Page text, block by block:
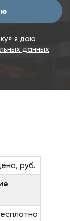
я даю
данных
руб.